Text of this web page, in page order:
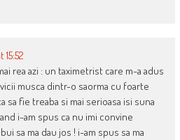
rea azi : un taximetrist care m-a adus
musca dintr-o saorma cu foarte
sa fie treaba si mai serioasa isi suna
i-am spus ca nu imi convine
sa ma dau jos ! i-am spus sa ma